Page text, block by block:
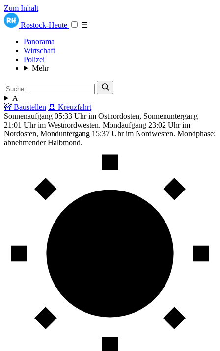
Zum Inhalt
Rostock-Heute
☰
Panorama
Wirtschaft
Polizei
Mehr
A
🚧 Baustellen 🚢 Kreuzfahrt
Sonnenaufgang 05:33 Uhr im Ostnordosten, Sonnenuntergang
21:01 Uhr im Westnordwesten. Mondaufgang 23:02 Uhr im
Nordosten, Monduntergang 15:37 Uhr im Nordwesten. Mondphase:
abnehmender Halbmond.